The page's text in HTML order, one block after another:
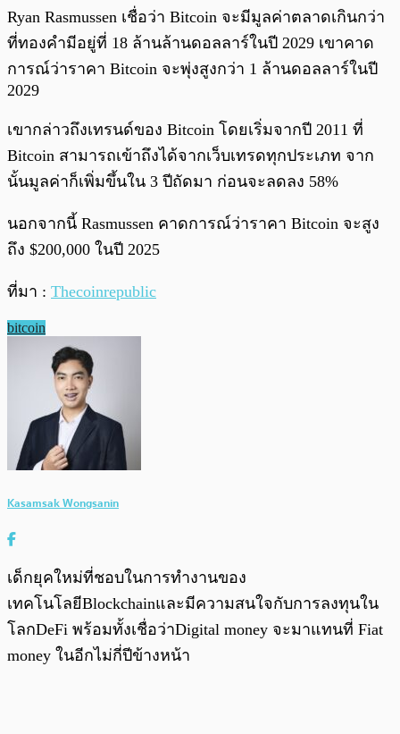
Ryan Rasmussen เชื่อว่า Bitcoin จะมีมูลค่าตลาดเกินกว่า
ที่ทองคำมีอยู่ที่ 18 ล้านล้านดอลลาร์ในปี 2029 เขาคาด
การณ์ว่าราคา Bitcoin จะพุ่งสูงกว่า 1 ล้านดอลลาร์ในปี
2029
เขากล่าวถึงเทรนด์ของ Bitcoin โดยเริ่มจากปี 2011 ที่
Bitcoin สามารถเข้าถึงได้จากเว็บเทรดทุกประเภท จาก
นั้นมูลค่าก็เพิ่มขึ้นใน 3 ปีถัดมา ก่อนจะลดลง 58%
นอกจากนี้ Rasmussen คาดการณ์ว่าราคา Bitcoin จะสูง
ถึง $200,000 ในปี 2025
ที่มา : Thecoinrepublic
bitcoin
Kasamsak Wongsanin
เด็กยุคใหม่ที่ชอบในการทำงานของ
เทคโนโลยีBlockchainและมีความสนใจกับการลงทุนใน
โลกDeFi พร้อมทั้งเชื่อว่าDigital money จะมาแทนที่ Fiat
money ในอีกไม่กี่ปีข้างหน้า